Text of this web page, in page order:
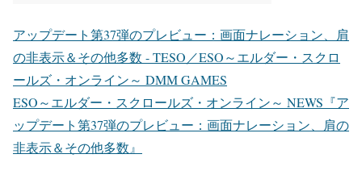
アップデート第37弾のプレビュー：画面ナレーション、肩
の非表示＆その他多数 - TESO／ESO～エルダー・スクロ
ールズ・オンライン～ DMM GAMES
ESO～エルダー・スクロールズ・オンライン～ NEWS『ア
ップデート第37弾のプレビュー：画面ナレーション、肩の
非表示＆その他多数』